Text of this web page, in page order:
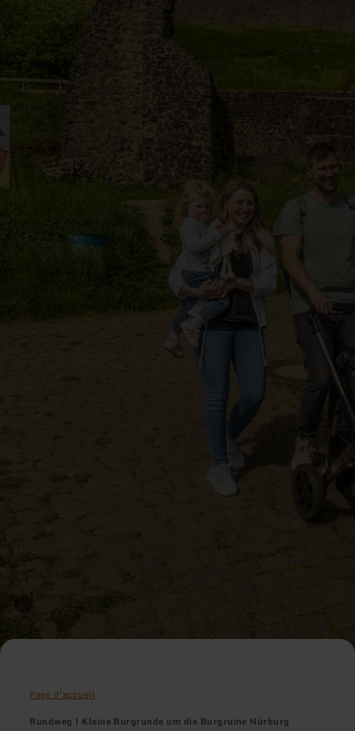
Page d'accueil
Rundweg | Kleine Burgrunde um die Burgruine Nürburg